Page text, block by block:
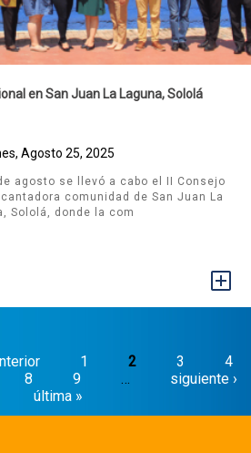
en San Juan La Laguna, Sololá
Agosto 25, 2025
agosto se llevó a cabo el II Consejo
comunidad de San Juan La
Sololá, donde la com
+
1 2 3
4
8 9 …
siguiente ›
última »